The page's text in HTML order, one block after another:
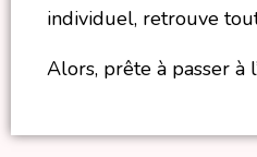
individuel, retrouve
Alors, prête à passer à